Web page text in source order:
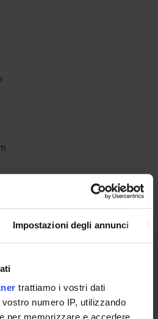
Impostazioni degli annunci
trattiamo i vostri dati
numero IP, utilizzando